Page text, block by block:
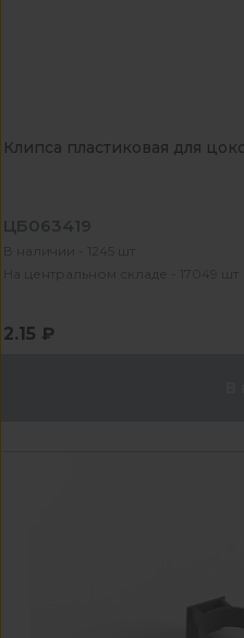
Клипса пластиковая для
ЦБ063419
В наличии - 1245 шт
На центральном складе - 17049 шт
2.15 ₽